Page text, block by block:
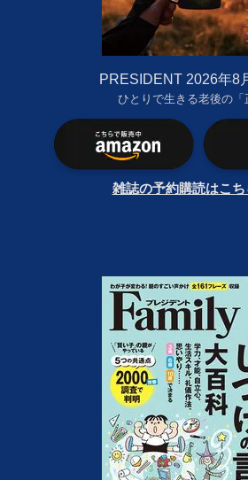
PRESIDENT 2026年8
ひとりで生きる老後の「
雑誌の予約購読はこち